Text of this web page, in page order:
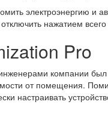
электроэнергию и
нажатием
Pro
компании
от помещения.
настраивать